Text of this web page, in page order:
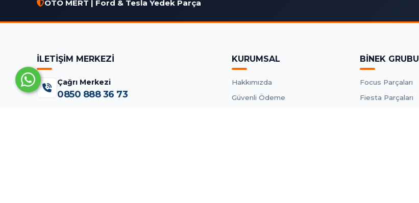
OTO MERT | Ford & Tesla Yedek Parça
İLETİŞİM MERKEZİ
Çağrı Merkezi
0850 888 36 73
KURUMSAL
Hakkımızda
Güvenli Ödeme
BİNEK GRUBU
Focus Parçaları
Fiesta Parçaları